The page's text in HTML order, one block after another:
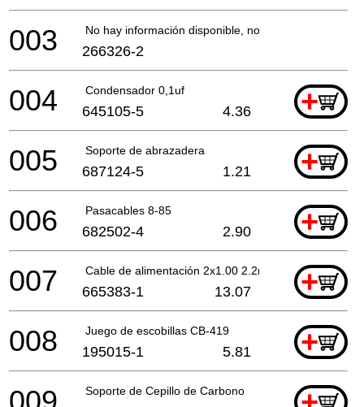
No hay información disponible, no se puede pedir
003 266326-2
Condensador 0,1uf +
004 645105-5 4.36
Soporte de abrazadera +
005 687124-5 1.21
Pasacables 8-85 +
006 682502-4 2.90
Cable de alimentación 2x1.00 2.2mtr +
007 665383-1 13.07
Juego de escobillas CB-419 +
008 195015-1 5.81
Soporte de Cepillo de Carbono